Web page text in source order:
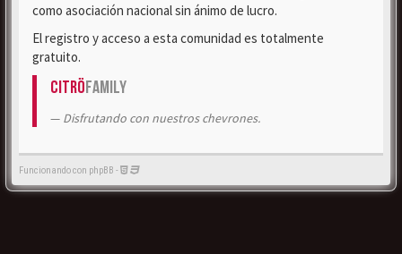
como asociación nacional sin ánimo de lucro.
El registro y acceso a esta comunidad es totalmente
gratuito.
CitröFamily
Disfrutando con nuestros chevrones.
Funcionando con phpBB -